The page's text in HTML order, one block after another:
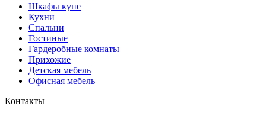
Шкафы купе
Кухни
Спальни
Гостиные
Гардеробные комнаты
Прихожие
Детская мебель
Офисная мебель
Контакты